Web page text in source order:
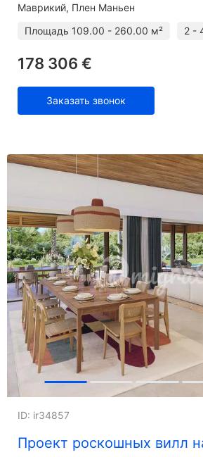
Маврикий, Плен Маньен
Площадь 109.00 - 260.00 м² 2 -
178 306 €
Заказать звонок
Проект роскошных вилл
ID: ir34857